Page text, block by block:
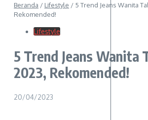
Beranda / Lifestyle / 5 Trend Jeans Wanita
Rekomended!
Lifestyle
5 Trend Jeans Wanita
2023, Rekomended!
20/04/2023